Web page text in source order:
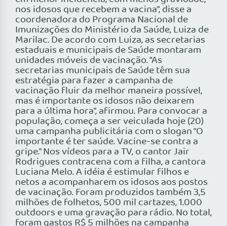
nos idosos que recebem a vacina”, disse a
coordenadora do Programa Nacional de
Imunizações do Ministério da Saúde, Luiza de
Marilac. De acordo com Luiza, as secretarias
estaduais e municipais de Saúde montaram
unidades móveis de vacinação. “As
secretarias municipais de Saúde têm sua
estratégia para fazer a campanha de
vacinação fluir da melhor maneira possível,
mas é importante os idosos não deixarem
para a última hora”, afirmou. Para convocar a
população, começa a ser veiculada hoje (20)
uma campanha publicitária com o slogan “O
importante é ter saúde. Vacine-se contra a
gripe.” Nos vídeos para a TV, o cantor Jair
Rodrigues contracena com a filha, a cantora
Luciana Melo. A idéia é estimular filhos e
netos a acompanharem os idosos aos postos
de vacinação. Foram produzidos também 3,5
milhões de folhetos, 500 mil cartazes, 1.000
outdoors e uma gravação para rádio. No total,